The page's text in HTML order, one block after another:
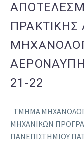
21-22
ΤΜΗΜΑ
ΜΗΧΑΝΙΚΩΝ
ΠΑΝΕΠΙΣΤΗΜΙΟΥ